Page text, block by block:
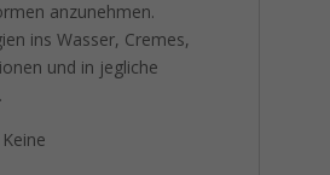
anzunehmen.
ins Wasser, Cremes,
und in jegliche